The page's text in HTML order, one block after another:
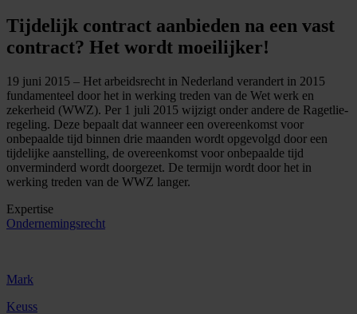
Tijdelijk contract aanbieden na een vast
contract? Het wordt moeilijker!
19 juni 2015 – Het arbeidsrecht in Nederland verandert in 2015
fundamenteel door het in werking treden van de Wet werk en
zekerheid (WWZ). Per 1 juli 2015 wijzigt onder andere de Ragetlie-
regeling. Deze bepaalt dat wanneer een overeenkomst voor
onbepaalde tijd binnen drie maanden wordt opgevolgd door een
tijdelijke aanstelling, de overeenkomst voor onbepaalde tijd
onverminderd wordt doorgezet. De termijn wordt door het in
werking treden van de WWZ langer.
Expertise
Ondernemingsrecht
Mark
Keuss